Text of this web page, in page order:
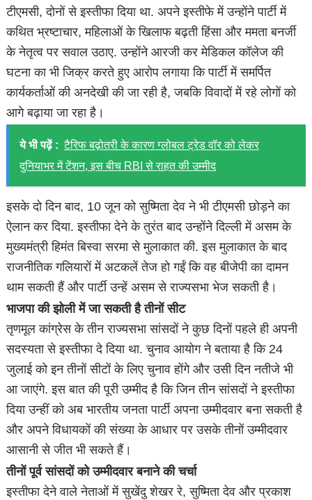
टीएमसी, दोनों से इस्तीफा दिया था. अपने इस्तीफे में उन्होंने पार्टी में
कथित भ्रष्टाचार, महिलाओं के खिलाफ बढ़ती हिंसा और ममता बनर्जी
के नेतृत्व पर सवाल उठाए. उन्होंने आरजी कर मेडिकल कॉलेज की
घटना का भी जिक्र करते हुए आरोप लगाया कि पार्टी में समर्पित
कार्यकर्ताओं की अनदेखी की जा रही है, जबकि विवादों में रहे लोगों को
आगे बढ़ाया जा रहा है।
ये भी पढ़ें : टैरिफ बढ़ोतरी के कारण ग्लोबल ट्रेड वॉर को लेकर
दुनियाभर में टेंशन, इस बीच RBI से राहत की उम्मीद
इसके दो दिन बाद, 10 जून को सुष्मिता देव ने भी टीएमसी छोड़ने का
ऐलान कर दिया. इस्तीफा देने के तुरंत बाद उन्होंने दिल्ली में असम के
मुख्यमंत्री हिमंत बिस्वा सरमा से मुलाकात की. इस मुलाकात के बाद
राजनीतिक गलियारों में अटकलें तेज हो गईं कि वह बीजेपी का दामन
थाम सकती हैं और पार्टी उन्हें असम से राज्यसभा भेज सकती है।
भाजपा की झोली में जा सकती है तीनों सीट
तृणमूल कांग्रेस के तीन राज्यसभा सांसदों ने कुछ दिनों पहले ही अपनी
सदस्यता से इस्तीफा दे दिया था. चुनाव आयोग ने बताया है कि 24
जुलाई को इन तीनों सीटों के लिए चुनाव होंगे और उसी दिन नतीजे भी
आ जाएंगे. इस बात की पूरी उम्मीद है कि जिन तीन सांसदों ने इस्तीफा
दिया उन्हीं को अब भारतीय जनता पार्टी अपना उम्मीदवार बना सकती है
और अपने विधायकों की संख्या के आधार पर उसके तीनों उम्मीदवार
आसानी से जीत भी सकते हैं।
तीनों पूर्व सांसदों को उम्मीदवार बनाने की चर्चा
इस्तीफा देने वाले नेताओं में सुखेंदु शेखर रे, सुष्मिता देव और प्रकाश